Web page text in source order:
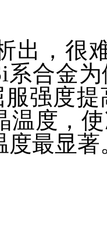
出，很
系合金
服强度
温度，
度最显著